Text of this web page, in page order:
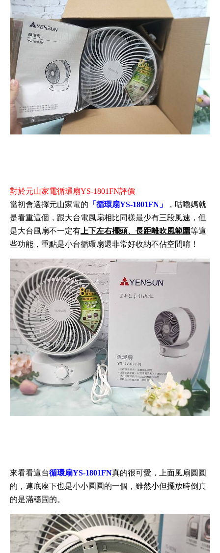
對於元山家電循環扇YS-1801FN評價
當初會選擇元山家電的 「循環扇YS-1801FN」
，咕嚕媽就
是看重這個，跟大台電風扇相比同樣最少有三段風速，但
是大台風扇不一定有 上下左右擺頭、長距離吹風範圍等這
些功能，重點是小台循環扇還非常好收納不佔空間唷！
來看看這台循環扇YS-1801FN真的很可愛，上面風扇圓圓
的，連底座下也是小小圓圓的一個，雖然小但擺放時倒真
的是滿穩固的。